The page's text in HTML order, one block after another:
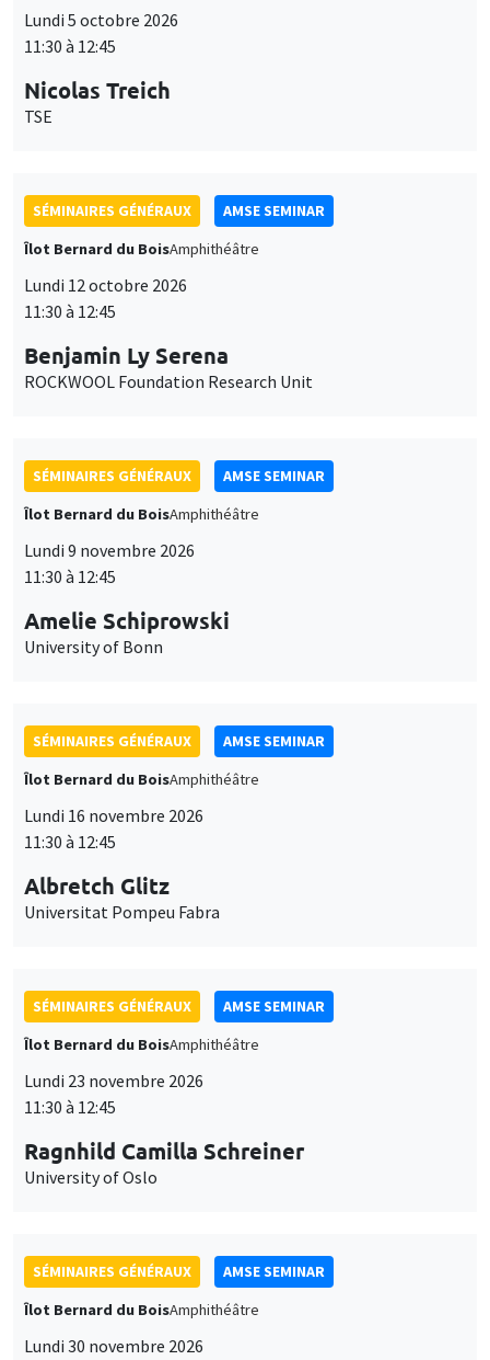
Lundi 5 octobre 2026
11:30 à 12:45
Nicolas Treich
TSE
SÉMINAIRES GÉNÉRAUX
AMSE SEMINAR
Îlot Bernard du BoisAmphithéâtre
Lundi 12 octobre 2026
11:30 à 12:45
Benjamin Ly Serena
ROCKWOOL Foundation Research Unit
SÉMINAIRES GÉNÉRAUX
AMSE SEMINAR
Îlot Bernard du BoisAmphithéâtre
Lundi 9 novembre 2026
11:30 à 12:45
Amelie Schiprowski
University of Bonn
SÉMINAIRES GÉNÉRAUX
AMSE SEMINAR
Îlot Bernard du BoisAmphithéâtre
Lundi 16 novembre 2026
11:30 à 12:45
Albretch Glitz
Universitat Pompeu Fabra
SÉMINAIRES GÉNÉRAUX
AMSE SEMINAR
Îlot Bernard du BoisAmphithéâtre
Lundi 23 novembre 2026
11:30 à 12:45
Ragnhild Camilla Schreiner
University of Oslo
SÉMINAIRES GÉNÉRAUX
AMSE SEMINAR
Îlot Bernard du BoisAmphithéâtre
Lundi 30 novembre 2026